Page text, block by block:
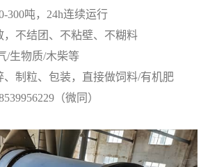
吨，24h连续运行
不结团、不粘壁、不糊料
物质/木柴等
制粒、包装，直接做饲料/有机肥
（微同）